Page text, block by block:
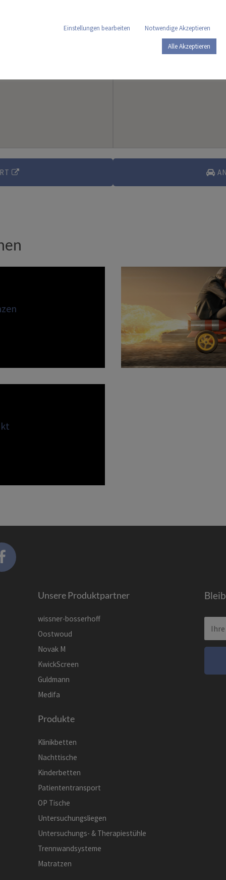
">
Unsere Produktpartner
wissner-bosserhoff
Oostwoud
Novak M
KwickScreen
Guldmann
Medifa
Produkte
Klinikbetten
Nachttische
Kinderbetten
Patiententransport
OP Tische
Untersuchungsliegen
Untersuchungs- & Therapiestühle
Trennwandsysteme
Matratzen
Einstellungen bearbeiten Notwendige Akzeptieren
Alle Akzeptieren